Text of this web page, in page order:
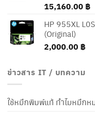
15,160.00 ฿
HP 955XL
(Original)
2,000.00 ฿
ข่าวสาร IT / บทความ
ใช้หมึกพิมพ์แท้ ทำไมหมึกห